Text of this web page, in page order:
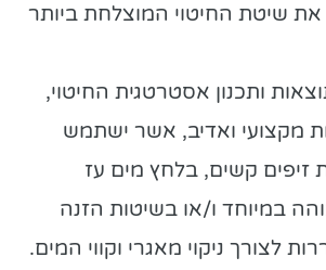
את שיטת החיטוי המוצלחת ביותר
ותכנון אסטרטגית החיטוי,
מקצועי ואדיב, אשר ישתמש
זיפים קשים, בלחץ מים עז
במיוחד ו/או בשיטות הזנה
לצורך ניקוי מאגרי וקווי המים.